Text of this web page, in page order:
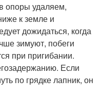
опоры удаляем,
к земле и
дожидаться, когда
зимуют, побеги
при пригибании.
Если
по грядке лапник, он